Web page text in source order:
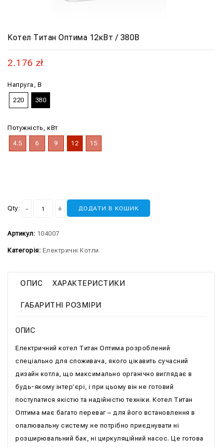
Котел Титан Оптима 12кВт / 380В
2.176 zł
Напруга, В
220 380
Потужність, кВт
4.5 6 9 12 15
Qty: ДОДАТИ В КОШИК
Артикул: 104007
Категорія: Електричні Котли
ОПИС ХАРАКТЕРИСТИКИ
ГАБАРИТНІ РОЗМІРИ
ОПИС
Електричний котел Титан Оптима розроблений
спеціально для споживача, якого цікавить сучасний
дизайн котла, що максимально органічно виглядає в
будь-якому інтер’єрі, і при цьому він не готовий
поступатися якістю та надійністю техніки. Котел Титан
Оптима має багато переваг – для його встановлення в
опалювальну систему не потрібно приєднувати ні
розширювальний бак, ні циркуляційний насос. Це готова